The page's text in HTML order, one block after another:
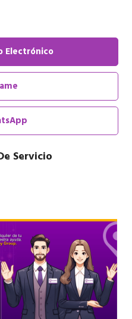
Electrónico
Servicio